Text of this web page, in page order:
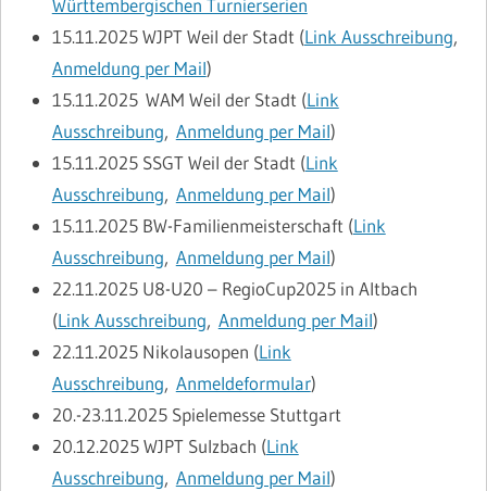
Württembergischen Turnierserien
15.11.2025WJPT Weil der Stadt (Link Ausschreibung,
Anmeldung per Mail)
15.11.2025WAM Weil der Stadt (Link
Ausschreibung, Anmeldung per Mail)
15.11.2025SSGT Weil der Stadt (Link
Ausschreibung, Anmeldung per Mail)
15.11.2025BW-Familienmeisterschaft (Link
Ausschreibung, Anmeldung per Mail)
22.11.2025U8-U20 – RegioCup2025 in Altbach
(Link Ausschreibung, Anmeldung per Mail)
22.11.2025Nikolausopen (Link
Ausschreibung, Anmeldeformular)
20.-23.11.2025Spielemesse Stuttgart
20.12.2025WJPT Sulzbach (Link
Ausschreibung, Anmeldung per Mail)